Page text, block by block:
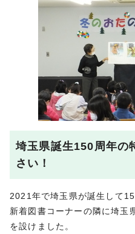
埼玉県誕生150周年の
さい！
2021年で埼玉県が誕生して
新着図書コーナーの隣に埼玉
を設けました。